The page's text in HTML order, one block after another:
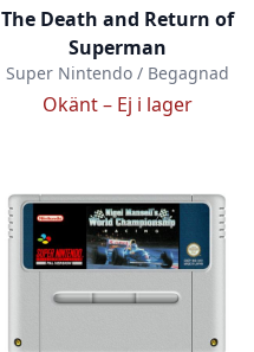
The Death and Return of
Superman
Super Nintendo / Begagnad
Okänt – Ej i lager